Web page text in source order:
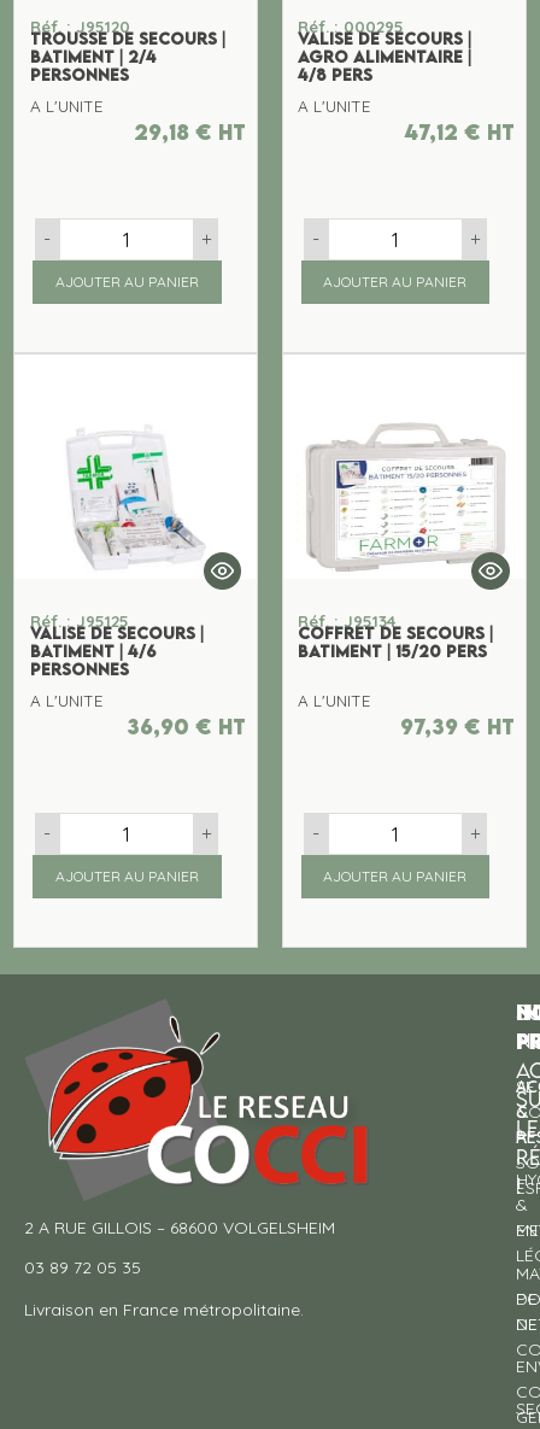
Réf. : J95120
TROUSSE DE SECOURS |
BATIMENT | 2/4
PERSONNES
A L'UNITE
29,18 € ht
- +
AJOUTER AU PANIER
Réf. : 000295
VALISE DE SECOURS |
AGRO ALIMENTAIRE |
4/8 PERS
A L'UNITE
47,12 € ht
- +
AJOUTER AU PANIER
Réf. : J95125
VALISE DE SECOURS |
BATIMENT | 4/6
PERSONNES
A L'UNITE
36,90 € ht
- +
AJOUTER AU PANIER
Réf. : J95134
COFFRET DE SECOURS |
BATIMENT | 15/20 PERS
A L'UNITE
97,39 € ht
- +
AJOUTER AU PANIER
2 A RUE GILLOIS – 68600 VOLGELSHEIM
03 89 72 05 35
Livraison en France métropolitaine.
&
&
DE
SE
À
DE
!